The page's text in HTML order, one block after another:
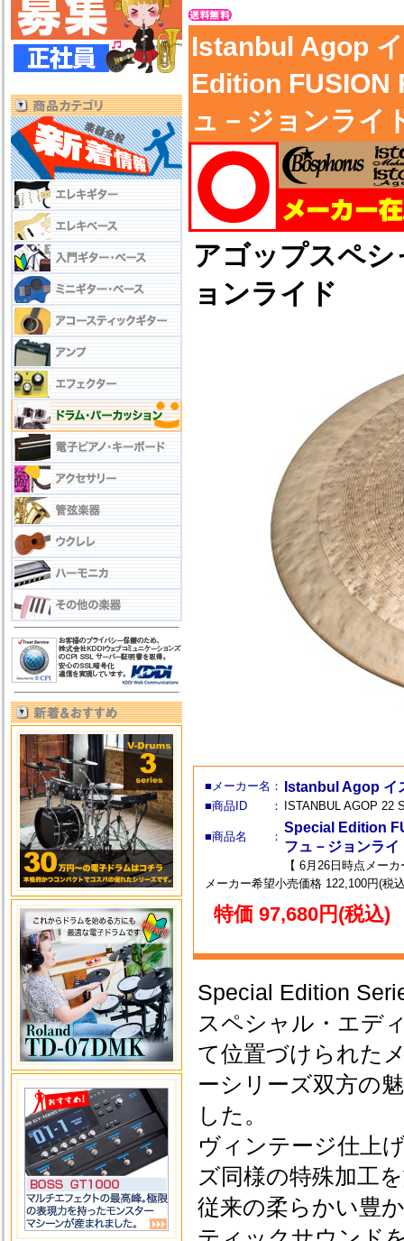
Istanbul Agop
Edition FUSION
ュ－ジョンライ
アゴップスペ
ョンライド
■メーカー名： Istanbul Agop イ
■商品ID ： ISTANBUL AGOP 22
■商品名 ：
Special Edition
フュ－ジョンラ
【 6月26日時点メー
メーカー希望小売価格 122,100円(税
特価 97,680円(税込)
Special Edition
スペシャル・エデ
て位置づけられた
ーシリーズ双方の
した。
ヴィンテージ仕上
ズ同様の特殊加工
従来の柔らかい豊